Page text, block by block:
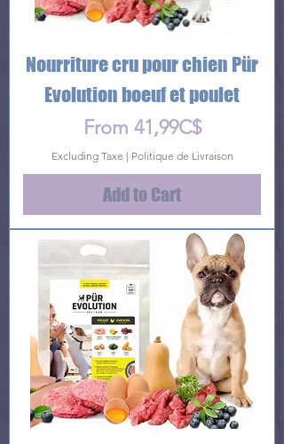
Nourriture cru pour chien Pür
Evolution boeuf et poulet
Price
From 41,99C$
Excluding Taxe | Politique de Livraison
Add to Cart